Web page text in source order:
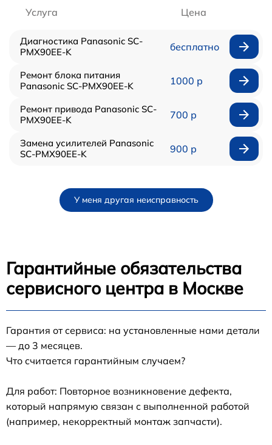
Услуга Цена
Диагностика Panasonic SC-
PMX90EE-K
бесплатно
Ремонт блока питания
Panasonic SC-PMX90EE-K
1000 р
Ремонт привода Panasonic SC-
PMX90EE-K
700 р
Замена усилителей Panasonic
SC-PMX90EE-K
900 р
У меня другая неисправность
Гарантийные обязательства
сервисного центра в Москве
Гарантия от сервиса: на установленные нами детали
— до 3 месяцев.
Что считается гарантийным случаем?
Для работ: Повторное возникновение дефекта,
который напрямую связан с выполненной работой
(например, некорректный монтаж запчасти).